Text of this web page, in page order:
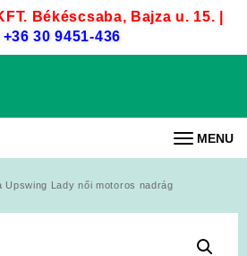
Békéscsaba, Bajza u. 15. |
+36 30 9451-436
MENU
Upswing Lady női motoros nadrág